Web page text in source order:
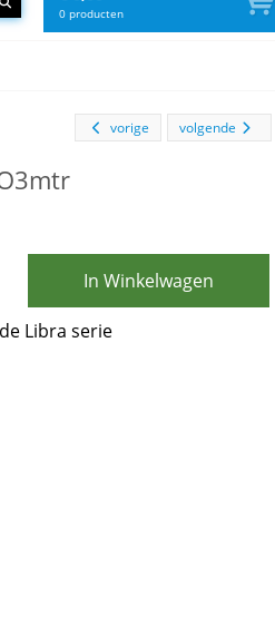
0 producten
volgende
vorige
In Winkelwagen
Libra serie